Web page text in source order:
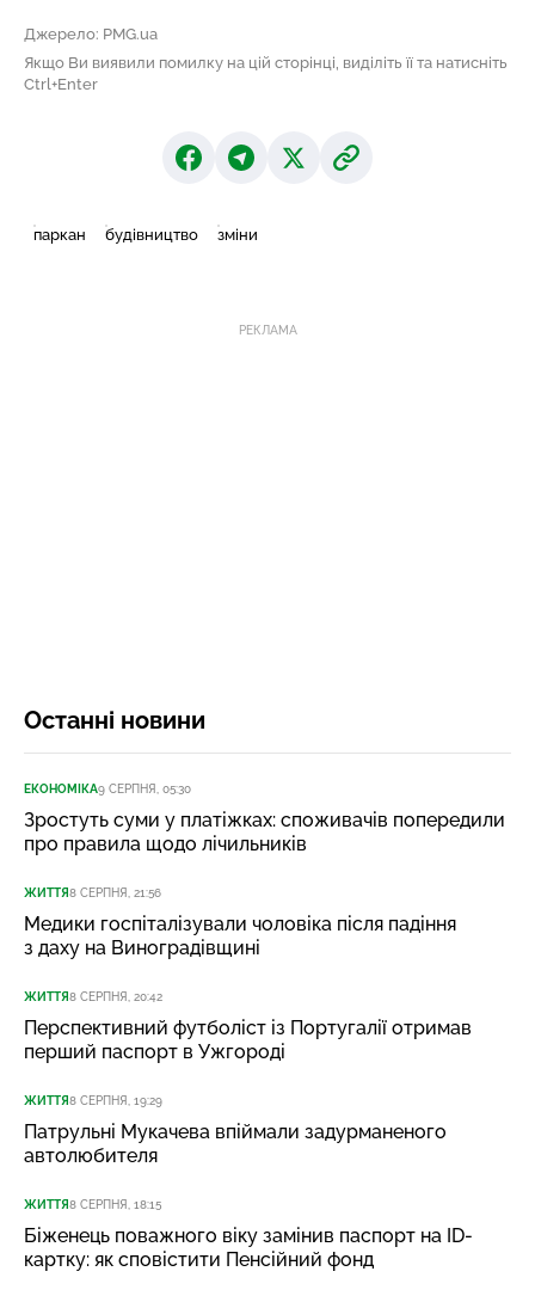
Джерело: PMG.ua
Якщо Ви виявили помилку на цій сторінці, виділіть її та натисніть
Ctrl+Enter
паркан будівництво зміни
РЕКЛАМА
Останні новини
ЕКОНОМІКА9 СЕРПНЯ, 05:30
Зростуть суми у платіжках: споживачів попередили
про правила щодо лічильників
ЖИТТЯ8 СЕРПНЯ, 21:56
Медики госпіталізували чоловіка після падіння
з даху на Виноградівщині
ЖИТТЯ8 СЕРПНЯ, 20:42
Перспективний футболіст із Португалії отримав
перший паспорт в Ужгороді
ЖИТТЯ8 СЕРПНЯ, 19:29
Патрульні Мукачева впіймали задурманеного
автолюбителя
ЖИТТЯ8 СЕРПНЯ, 18:15
Біженець поважного віку замінив паспорт на ID-
картку: як сповістити Пенсійний фонд